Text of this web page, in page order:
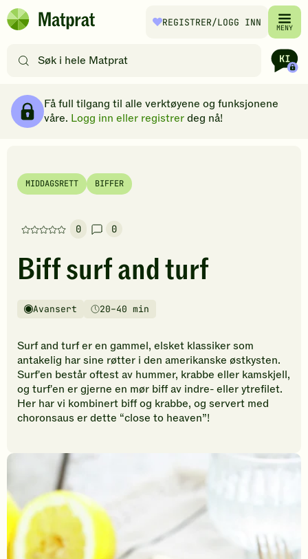
Hopp til hovedinnhold
Matprat
REGISTRER/LOGG INN MENY
etter
filtre
Få full tilgang til alle verktøyene og funksjonene
våre. Logg inn eller registrerdeg nå!
MIDDAGSRETT BIFFER
0
Denne
har
foreløpig
vurderinger.
den
første
til
å
vurdere
denne
0
Biff surf and turf
Vanskelighetsgrad
Avansert
Tilberedningstid 20–40 min
Surf and turf er en gammel, elsket klassiker som
antakelig har sine røtter i den amerikanske østkysten.
Surf'en består oftest av hummer, krabbe eller kamskjell,
og turf'en er gjerne en mør biff av indre- eller ytrefilet.
Her har vi kombinert biff og krabbe, og servert med
choronsaus er dette “close to heaven”!